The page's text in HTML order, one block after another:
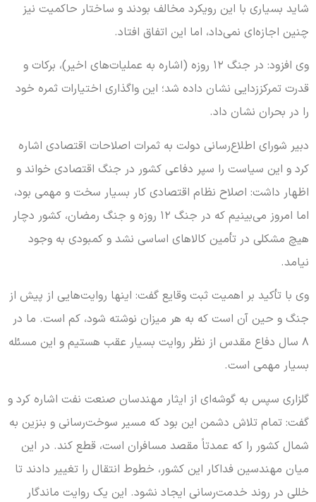
شاید بسیاری با این رویکرد مخالف بودند و ساختار حاکمیت نیز
چنین اجازه‌ای نمی‌داد، اما این اتفاق افتاد.
وی افزود: در جنگ ۱۲ روزه (اشاره به عملیات‌های اخیر)، برکات و
قدرت تمرکززدایی نشان داده شد؛ این واگذاری اختیارات ثمره خود
را در بحران نشان داد.
دبیر شورای اطلاع‌رسانی دولت به ثمرات اصلاحات اقتصادی اشاره
کرد و این سیاست را سپر دفاعی کشور در جنگ اقتصادی خواند و
اظهار داشت: اصلاح نظام اقتصادی کار بسیار سخت و مهمی بود،
اما امروز می‌بینیم که در جنگ ۱۲ روزه و جنگ رمضان، کشور دچار
هیچ مشکلی در تأمین کالاهای اساسی نشد و کمبودی به وجود
نیامد.
وی با تأکید بر اهمیت ثبت وقایع گفت: اینها روایت‌هایی از پیش از
جنگ و حین آن است که به هر میزان نوشته شود، کم است. ما در
۸ سال دفاع مقدس از نظر روایت بسیار عقب هستیم و این مسئله
بسیار مهمی است.
گلزاری سپس به گوشه‌ای از ایثار مهندسان صنعت نفت اشاره کرد و
گفت: تمام تلاش دشمن این بود که مسیر سوخت‌رسانی و بنزین به
شمال کشور را که عمدتاً مقصد مسافران است، قطع کند. در این
میان مهندسین فداکار این کشور، خطوط انتقال را تغییر دادند تا
خللی در روند خدمت‌رسانی ایجاد نشود. این یک روایت ماندگار